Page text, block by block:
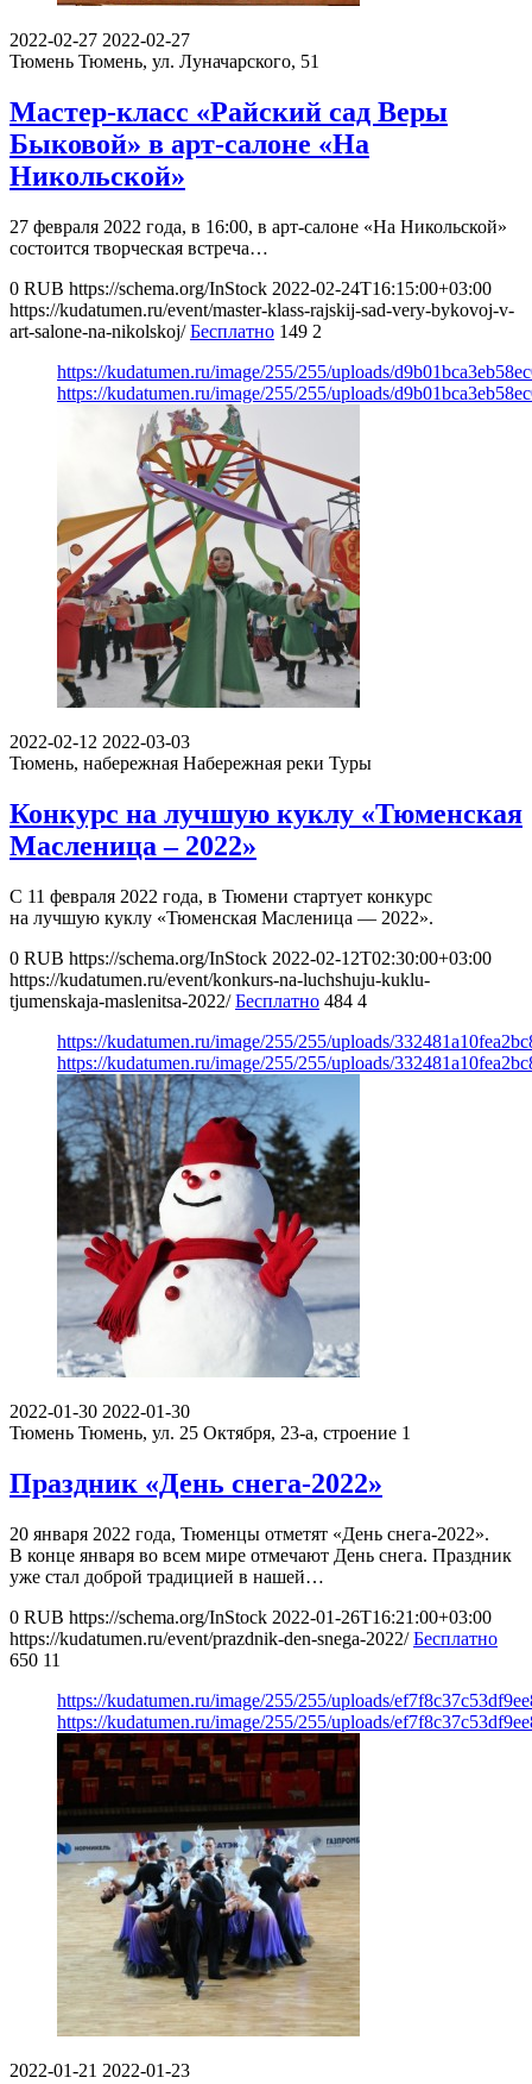
2022-02-27 2022-02-27
Тюмень Тюмень, ул. Луначарского, 51
Мастер-класс «Райский сад Веры
Быковой» в арт-салоне «На
Никольской»
27 февраля 2022 года, в 16:00, в арт-салоне «На Никольской»
состоится творческая встреча…
0 RUB https://schema.org/InStock 2022-02-24T16:15:00+03:00
https://kudatumen.ru/event/master-klass-rajskij-sad-very-bykovoj-v-
art-salone-na-nikolskoj/ Бесплатно 149 2
https://kudatumen.ru/image/255/255/uploads/
https://kudatumen.ru/image/255/255/uploads/
2022-02-12 2022-03-03
Тюмень, набережная Набережная реки Туры
Конкурс на лучшую куклу «Тюменская
Масленица – 2022»
С 11 февраля 2022 года, в Тюмени стартует конкурс
на лучшую куклу «Тюменская Масленица — 2022».
0 RUB https://schema.org/InStock 2022-02-12T02:30:00+03:00
https://kudatumen.ru/event/konkurs-na-luchshuju-kuklu-
tjumenskaja-maslenitsa-2022/ Бесплатно 484 4
https://kudatumen.ru/image/255/255/uploads/
https://kudatumen.ru/image/255/255/uploads/
2022-01-30 2022-01-30
Тюмень Тюмень, ул. 25 Октября, 23-а, строение 1
Праздник «День снега-2022»
20 января 2022 года, Тюменцы отметят «День снега-2022».
В конце января во всем мире отмечают День снега. Праздник
уже стал доброй традицией в нашей…
0 RUB https://schema.org/InStock 2022-01-26T16:21:00+03:00
https://kudatumen.ru/event/prazdnik-den-snega-2022/ Бесплатно
650 11
https://kudatumen.ru/image/255/255/uploads/
https://kudatumen.ru/image/255/255/uploads/
2022-01-21 2022-01-23